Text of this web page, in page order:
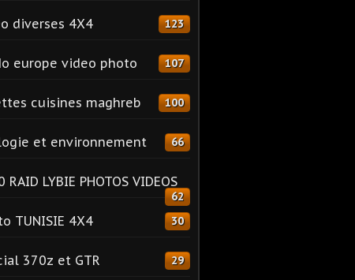
diverses 4X4 123
europe video photo 107
cuisines maghreb 100
et environnement 66
RAID LYBIE PHOTOS VIDEOS
62
TUNISIE 4X4 30
370z et GTR 29